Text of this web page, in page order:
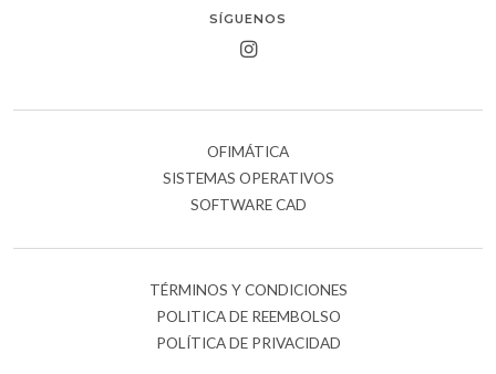
SÍGUENOS
OFIMÁTICA
SISTEMAS OPERATIVOS
SOFTWARE CAD
TÉRMINOS Y CONDICIONES
POLITICA DE REEMBOLSO
POLÍTICA DE PRIVACIDAD